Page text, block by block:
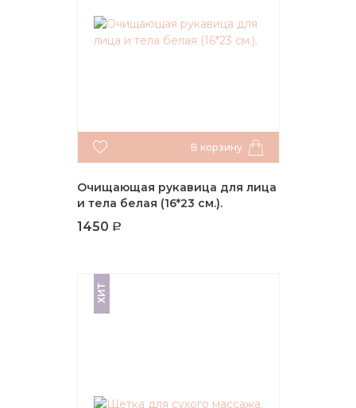
В корзину
Очищающая рукавица для лица
и тела белая (16*23 см.).
1450
ХИТ